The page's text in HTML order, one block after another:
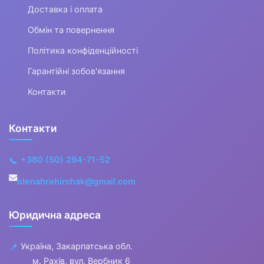
Одяг для мисливців та рибалок
▶
Одяг для чоловіків
Жіночий одяг
Жіночий верхній одяг
Доставка і оплата
Обмін та повернення
Політика конфіденційності
Гарантійні зобов'язання
Контакти
Контакти
📞 +380 (50) 294-71-52
olenahrehirchak@gmail.com
Юридична адреса
📍 Україна, Закарпатська обл.
м. Рахів, вул. Вербник 6